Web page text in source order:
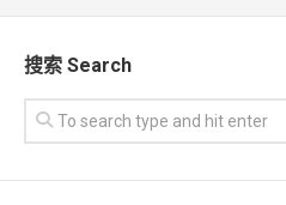
搜索 Search